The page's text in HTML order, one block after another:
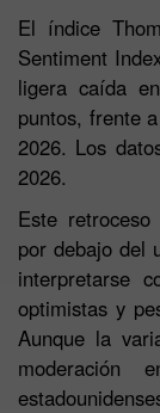
El índice
Sentiment
ligera caída
puntos, frente
2026. Los
2026.
Este
por debajo del
interpretarse
optimistas y
Aunque la
moderación